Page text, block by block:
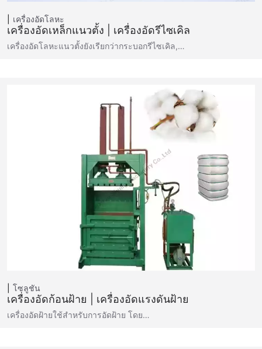
เครื่องอัดโลหะ
เครื่องอัดเหล็กแนวตั้ง | เครื่องอัดรีไซเคิล
เครื่องอัดโลหะแนวตั้งยังเรียกว่ากระบอกรีไซเคิล,…
โซลูชัน
เครื่องอัดก้อนฝ้าย | เครื่องอัดแรงดันฝ้าย
เครื่องอัดฝ้ายใช้สำหรับการอัดฝ้าย โดย…